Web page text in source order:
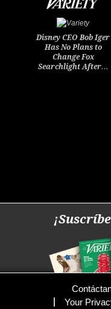
Disney CEO Bob Iger
Has No Plans to
Change Fox
Searchlight After…
Your